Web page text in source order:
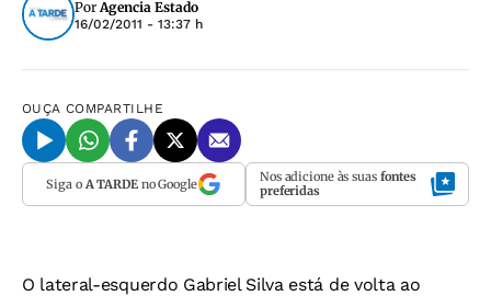
PorAgencia Estado
16/02/2011 - 13:37 h
OUÇA COMPARTILHE
Siga o A TARDEno Google Nos adicione às suas fontes
preferidas
O lateral-esquerdo Gabriel Silva está de volta ao